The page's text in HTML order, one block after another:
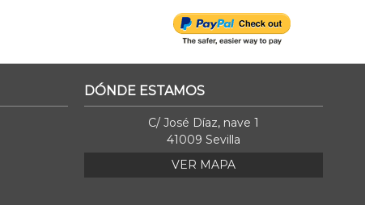
DÓNDE ESTAMOS
C/ José Díaz, nave 1
41009 Sevilla
VER MAPA